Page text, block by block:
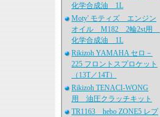
化学合成油 1L
Moty' モティズ エンジン
オイル M182 2輪2st用
化学合成油 1L
Rikizoh YAMAHA セロ－
225 フロントスプロケット
（13T／14T）
Rikizoh TENACI-WONG
用 油圧クラッチキット
TR1163 hebo ZONE5 レプ